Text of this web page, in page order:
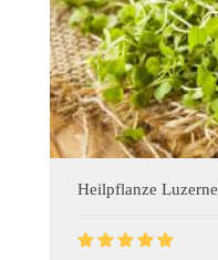
Heilpflanze Luzerne